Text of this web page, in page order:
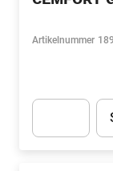
Artikelnummer